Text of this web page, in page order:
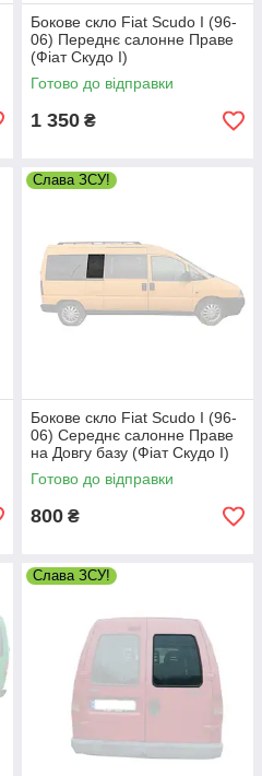
Бокове скло Fiat Scudo I (96-
06) Переднє салонне Праве
(Фіат Скудо I)
Готово до відправки
1 350 ₴
Слава ЗСУ!
Бокове скло Fiat Scudo I (96-
06) Середнє салонне Праве
на Довгу базу (Фіат Скудо I)
Готово до відправки
800 ₴
Слава ЗСУ!